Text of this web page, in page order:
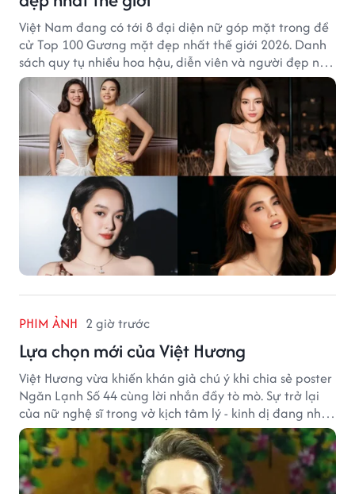
Việt Nam đang có tới 8 đại diện nữ góp mặt trong đề
cử Top 100 Gương mặt đẹp nhất thế giới 2026. Danh
sách quy tụ nhiều hoa hậu, diễn viên và người đẹp nổi
tiếng của showbiz Việt.
PHIM ẢNH 2 giờ trước
Lựa chọn mới của Việt Hương
Việt Hương vừa khiến khán giả chú ý khi chia sẻ poster
Ngăn Lạnh Số 44 cùng lời nhắn đầy tò mò. Sự trở lại
của nữ nghệ sĩ trong vở kịch tâm lý - kinh dị đang nhận
được nhiều quan tâm từ công chúng.